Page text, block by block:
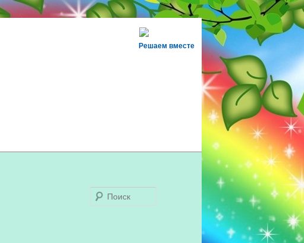
Решаем вместе